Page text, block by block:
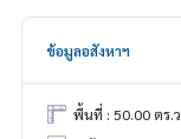
ข้อมูลอสังหาฯ
พื้นที่ : 50.00 ตร.